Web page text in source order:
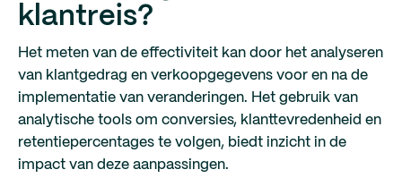
klantreis?
Het meten van de effectiviteit kan door het analyseren
van klantgedrag en verkoopgegevens voor en na de
implementatie van veranderingen. Het gebruik van
analytische tools om conversies, klanttevredenheid en
retentiepercentages te volgen, biedt inzicht in de
impact van deze aanpassingen.